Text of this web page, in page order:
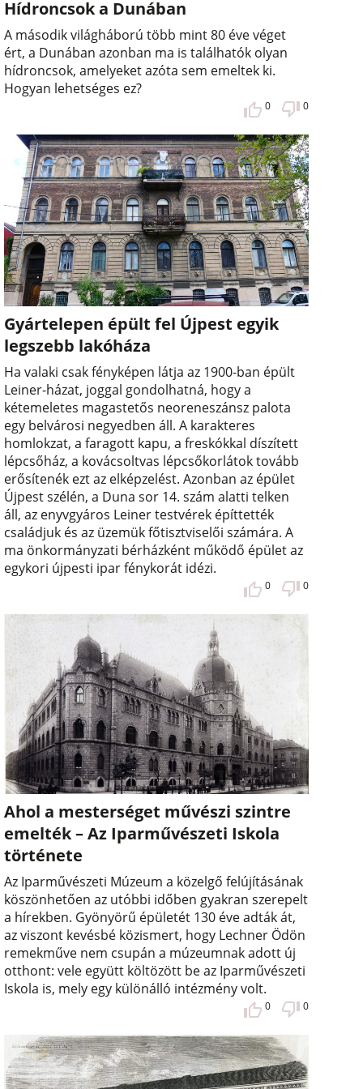
Hídroncsok a Dunában
A második világháború több mint 80 éve véget
ért, a Dunában azonban ma is találhatók olyan
hídroncsok, amelyeket azóta sem emeltek ki.
Hogyan lehetséges ez?
0 0
Gyártelepen épült fel Újpest egyik
legszebb lakóháza
Ha valaki csak fényképen látja az 1900-ban épült
Leiner-házat, joggal gondolhatná, hogy a
kétemeletes magastetős neoreneszánsz palota
egy belvárosi negyedben áll. A karakteres
homlokzat, a faragott kapu, a freskókkal díszített
lépcsőház, a kovácsoltvas lépcsőkorlátok tovább
erősítenék ezt az elképzelést. Azonban az épület
Újpest szélén, a Duna sor 14. szám alatti telken
áll, az enyvgyáros Leiner testvérek építtették
családjuk és az üzemük főtisztviselői számára. A
ma önkormányzati bérházként működő épület az
egykori újpesti ipar fénykorát idézi.
0 0
Ahol a mesterséget művészi szintre
emelték – Az Iparművészeti Iskola
története
Az Iparművészeti Múzeum a közelgő felújításának
köszönhetően az utóbbi időben gyakran szerepelt
a hírekben. Gyönyörű épületét 130 éve adták át,
az viszont kevésbé közismert, hogy Lechner Ödön
remekműve nem csupán a múzeumnak adott új
otthont: vele együtt költözött be az Iparművészeti
Iskola is, mely egy különálló intézmény volt.
0 0